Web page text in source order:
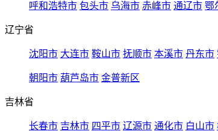
呼和浩特市 包头市 乌海市 赤峰市 通辽市 鄂
辽宁省
沈阳市 大连市 鞍山市 抚顺市 本溪市 丹东市
朝阳市 葫芦岛市 金普新区
吉林省
长春市 吉林市 四平市 辽源市 通化市 白山市